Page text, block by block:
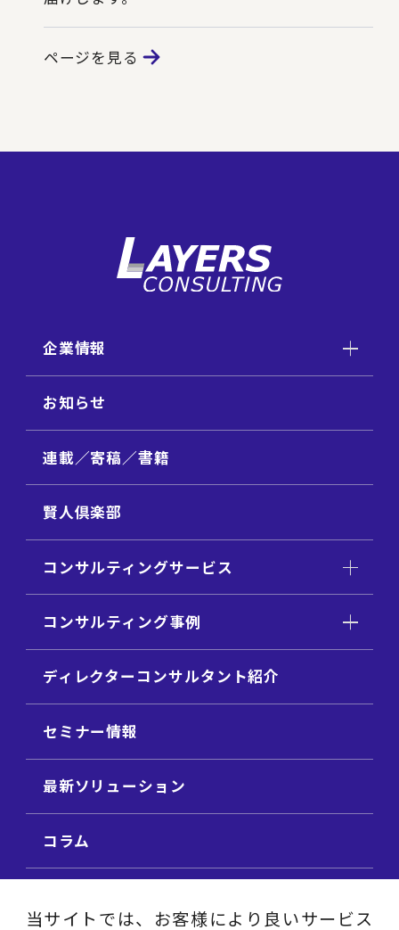
ページを見る
企業情報
お知らせ
連載／寄稿／書籍
賢人倶楽部
コンサルティングサービス
コンサルティング事例
ディレクターコンサルタント紹介
セミナー情報
最新ソリューション
コラム
当サイトでは、お客様により良いサービス